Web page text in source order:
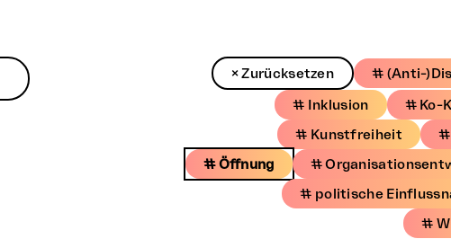
× Zurücksetzen # (Anti-
# Inklusion # Ko-
# Kunstfreiheit
#
# Öffnung
#
# politische
#